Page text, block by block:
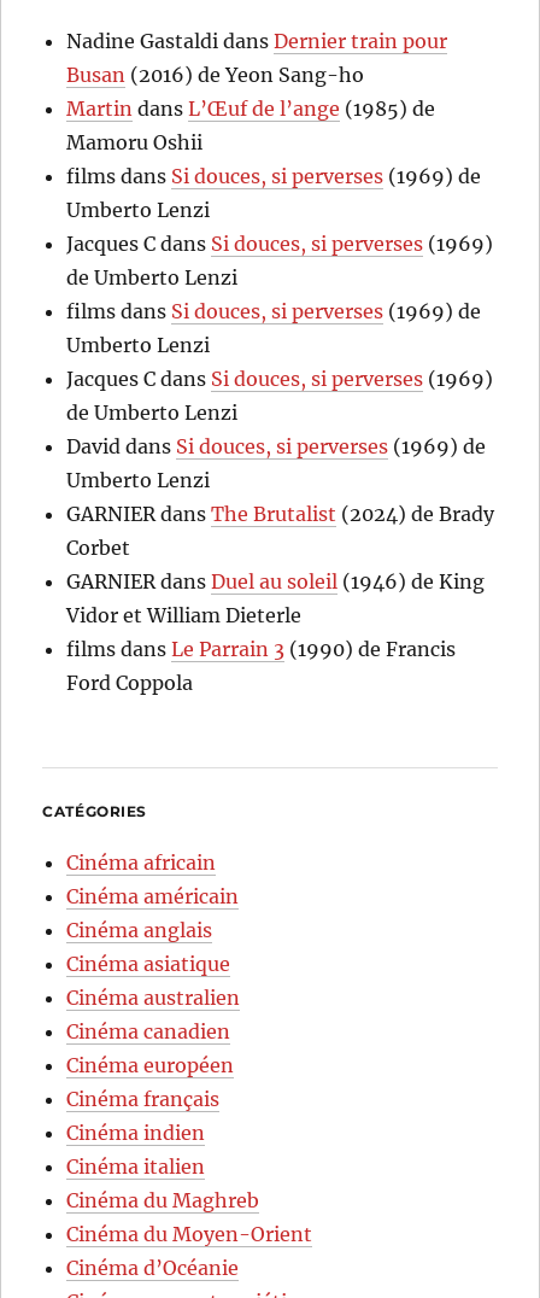
Nadine Gastaldi dansDernier train pour
Busan (2016) de Yeon Sang-ho
Martin dansL’Œuf de l’ange (1985) de
Mamoru Oshii
films dans Si douces, si perverses (1969) de
Umberto Lenzi
Jacques C dans Si douces, si perverses (1969)
de Umberto Lenzi
films dans Si douces, si perverses (1969) de
Umberto Lenzi
Jacques C dans Si douces, si perverses (1969)
de Umberto Lenzi
David dans Si douces, si perverses (1969) de
Umberto Lenzi
GARNIER dansThe Brutalist (2024) de Brady
Corbet
GARNIER dansDuel au soleil (1946) de King
Vidor et William Dieterle
films dansLe Parrain 3 (1990) de Francis
Ford Coppola
CATÉGORIES
Cinéma africain
Cinéma américain
Cinéma anglais
Cinéma asiatique
Cinéma australien
Cinéma canadien
Cinéma européen
Cinéma français
Cinéma indien
Cinéma italien
Cinéma du Maghreb
Cinéma du Moyen-Orient
Cinéma d’Océanie